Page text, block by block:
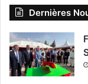
Dernières